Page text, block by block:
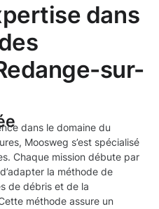
dans
sur-
dans le domaine du
Moosweg s’est spécialisé
Chaque mission débute par
la méthode de
de débris et de la
méthode assure un